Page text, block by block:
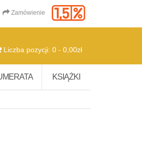
Zamówienie
Liczba pozycji: 0 - 0,00zł
KSIĄŻKI